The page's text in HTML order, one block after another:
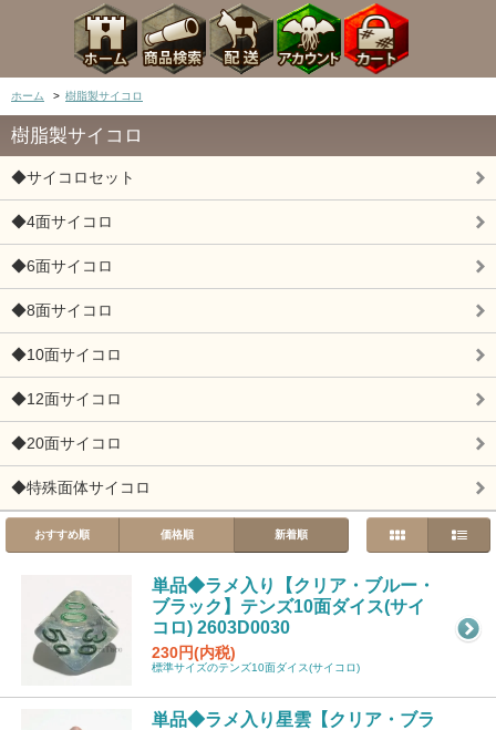
ホーム > 樹脂製サイコロ
樹脂製サイコロ
◆サイコロセット
◆4面サイコロ
◆6面サイコロ
◆8面サイコロ
◆10面サイコロ
◆12面サイコロ
◆20面サイコロ
◆特殊面体サイコロ
おすすめ順 価格順 新着順
単品◆ラメ入り【クリア・ブルー・
ブラック】テンズ10面ダイス(サイ
コロ) 2603D0030
230円(内税)
標準サイズのテンズ10面ダイス(サイコロ)
単品◆ラメ入り星雲【クリア・ブラ